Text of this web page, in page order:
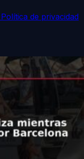
Política de privacidad